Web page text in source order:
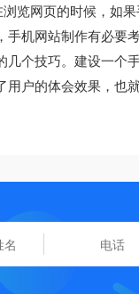
览网页的时候，如
机网站制作有必要
个技巧。建设一
用户的体会效果，也